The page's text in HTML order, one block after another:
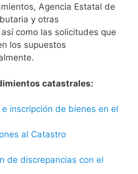
Agencia Estatal de
y otras
como las solicitudes que
los supuestos
catastrales:
e inscripción de bienes en el
al Catastro
de discrepancias con el